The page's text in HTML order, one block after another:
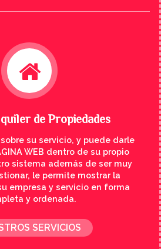
de Propiedades
su servicio, y puede darle
WEB dentro de su propio
sistema además de ser muy
le permite mostrar la
empresa y servicio en forma
y ordenada.
SERVICIOS